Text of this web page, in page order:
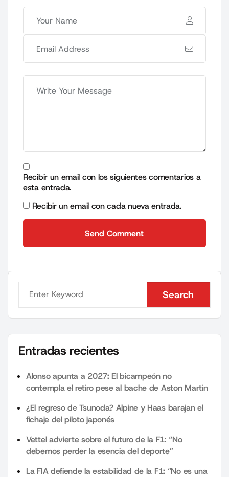
Recibir un email con los siguientes comentarios a
esta entrada.
Recibir un email con cada nueva entrada.
Send Comment
Search
Search
Entradas recientes
Alonso apunta a 2027: El bicampeón no
contempla el retiro pese al bache de Aston Martin
¿El regreso de Tsunoda? Alpine y Haas barajan el
fichaje del piloto japonés
Vettel advierte sobre el futuro de la F1: “No
debemos perder la esencia del deporte”
La FIA defiende la estabilidad de la F1: “No es una